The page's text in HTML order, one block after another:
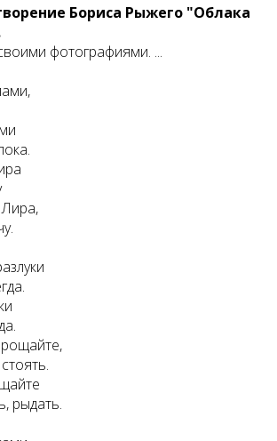
Бориса Рыжего "Облака
фотографиями. ...
рыдать.